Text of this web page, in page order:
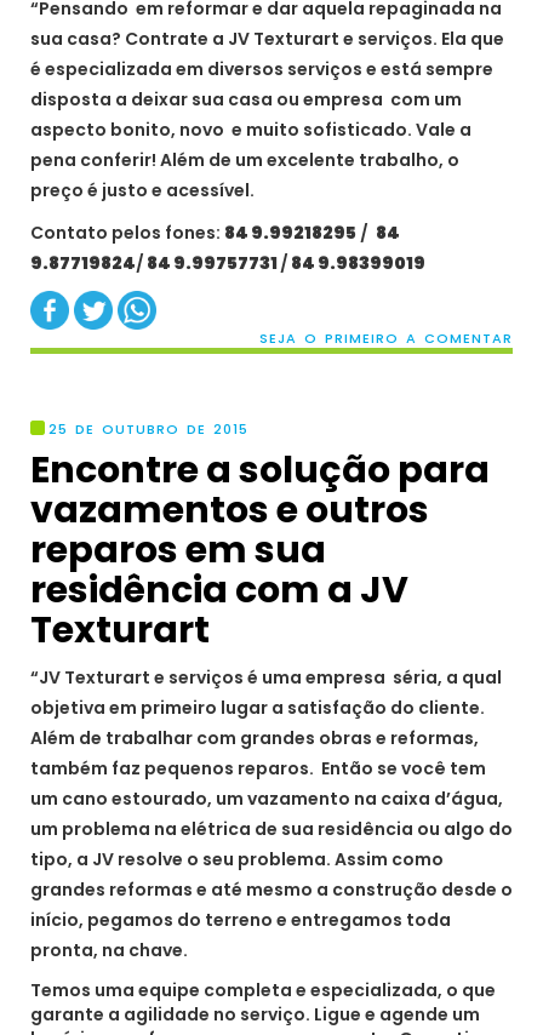
“Pensando em reformar e dar aquela repaginada na
sua casa? Contrate a JV Texturart e serviços. Ela que
é especializada em diversos serviços e está sempre
disposta a deixar sua casa ou empresa com um
aspecto bonito, novo e muito sofisticado. Vale a
pena conferir! Além de um excelente trabalho, o
preço é justo e acessível.
Contato pelos fones: 84 9.99218295 / 84
9.87719824/ 84 9.99757731/ 84 9.98399019
SEJA O PRIMEIRO A COMENTAR
25 DE OUTUBRO DE 2015
Encontre a solução para
vazamentos e outros
reparos em sua
residência com a JV
Texturart
“JV Texturart e serviços é uma empresa séria, a qual
objetiva em primeiro lugar a satisfação do cliente.
Além de trabalhar com grandes obras e reformas,
também faz pequenos reparos. Então se você tem
um cano estourado, um vazamento na caixa d’água,
um problema na elétrica de sua residência ou algo do
tipo, a JV resolve o seu problema. Assim como
grandes reformas e até mesmo a construção desde o
início, pegamos do terreno e entregamos toda
pronta, na chave.
Temos uma equipe completa e especializada, o que
garante a agilidade no serviço. Ligue e agende um